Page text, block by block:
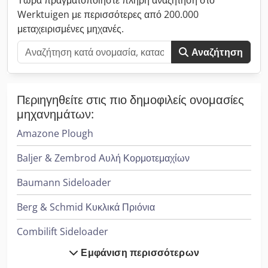
Werktuigen με περισσότερες από 200.000
μεταχειρισμένες μηχανές.
Αναζήτηση
Περιηγηθείτε στις πιο δημοφιλείς ονομασίες
μηχανημάτων:
Amazone Plough
Baljer & Zembrod Αυλή Κορμοτεμαχίων
Baumann Sideloader
Berg & Schmid Κυκλικά Πριόνια
Combilift Sideloader
Cvs Ferrari ReachstackerΕμφάνιση περισσότερων